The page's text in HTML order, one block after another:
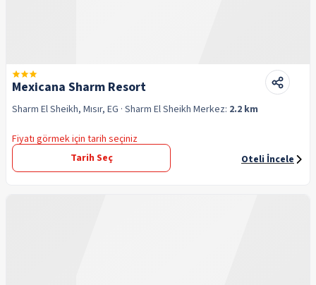
Mexicana Sharm Resort
Sharm El Sheikh, Mısır, EG · Sharm El Sheikh Merkez: 2.2 km
Fiyatı görmek için tarih seçiniz
Tarih Seç
Oteli İncele